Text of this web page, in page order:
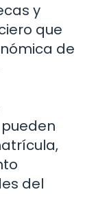
y
que
de
del